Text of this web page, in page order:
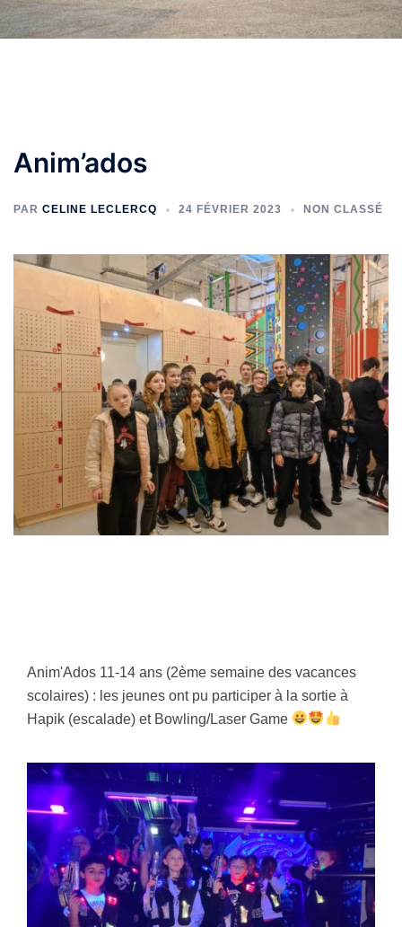
Anim’ados
PAR CELINE LECLERCQ 24 FÉVRIER 2023 NON CLASSÉ
Anim'Ados 11-14 ans (2ème semaine des vacances
scolaires) : les jeunes ont pu participer à la sortie à
Hapik (escalade) et Bowling/Laser Game